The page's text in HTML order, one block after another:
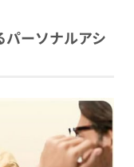
ーソナルアシ